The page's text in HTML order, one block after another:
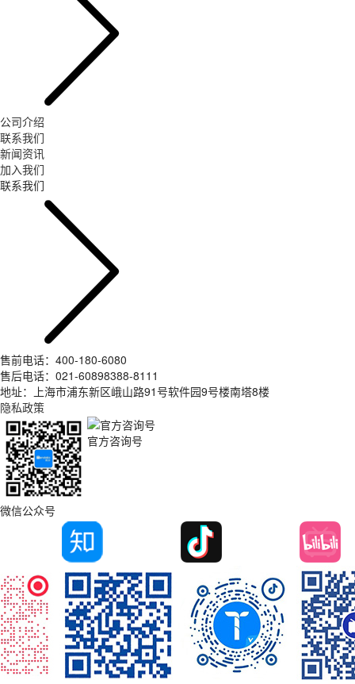
公司介绍
联系我们
新闻资讯
加入我们
联系我们
售前电话：400-180-6080
售后电话：021-60898388-8111
地址：上海市浦东新区峨山路91号软件园9号楼南塔8楼
隐私政策
微信公众号
官方咨询号